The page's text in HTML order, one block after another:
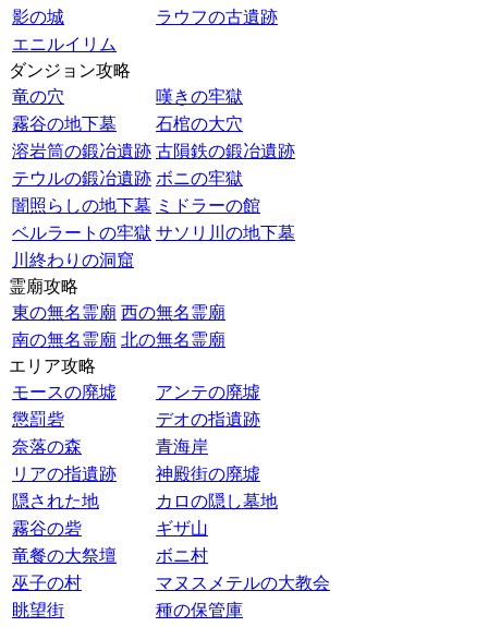
影の城
ラウフの古遺跡
エニルイリム
ダンジョン攻略
竜の穴
嘆きの牢獄
霧谷の地下墓
石棺の大穴
溶岩筒の鍛冶遺跡 古隕鉄の鍛冶遺跡
テウルの鍛冶遺跡 ボニの牢獄
闇照らしの地下墓 ミドラーの館
ベルラートの牢獄 サソリ川の地下墓
川終わりの洞窟
霊廟攻略
東の無名霊廟 西の無名霊廟
南の無名霊廟 北の無名霊廟
エリア攻略
モースの廃墟
アンテの廃墟
懲罰砦
デオの指遺跡
奈落の森
青海岸
リアの指遺跡
神殿街の廃墟
隠された地
カロの隠し墓地
霧谷の砦
ギザ山
竜餐の大祭壇
ボニ村
巫子の村
マヌスメテルの大教会
眺望街
種の保管庫